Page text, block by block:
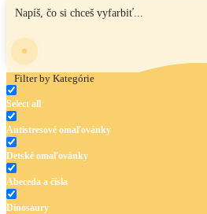
Filter by Kategórie
Select all
Antistresové omaľovánky
Detské omaľovánky
Abeceda a čísla
Dinosaury